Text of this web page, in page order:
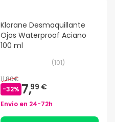
Klorane Desmaquillante
Ojos Waterproof Aciano
100 ml
(101)
11,80€
-32% 7,99 €
Envío en 24-72h